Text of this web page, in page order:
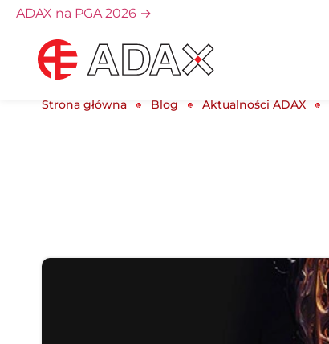
ADAX na PGA 2026 →
Strona główna Blog Aktualności ADAX